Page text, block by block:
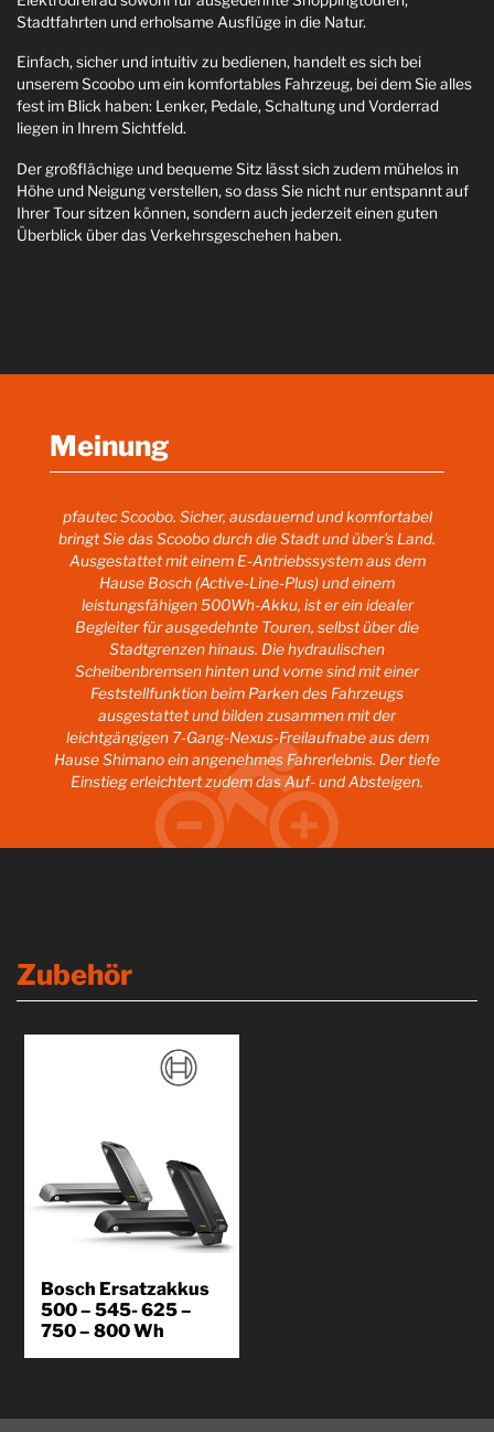
Stadtfahrten und erholsame Ausflüge in die Natur.
Einfach, sicher und intuitiv zu bedienen, handelt es sich bei
unserem Scoobo um ein komfortables Fahrzeug, bei dem Sie alles
fest im Blick haben: Lenker, Pedale, Schaltung und Vorderrad
liegen in Ihrem Sichtfeld.
Der großflächige und bequeme Sitz lässt sich zudem mühelos in
Höhe und Neigung verstellen, so dass Sie nicht nur entspannt auf
Ihrer Tour sitzen können, sondern auch jederzeit einen guten
Überblick über das Verkehrsgeschehen haben.
Meinung
pfautec Scoobo. Sicher, ausdauernd und komfortabel
bringt Sie das Scoobo durch die Stadt und über's Land.
Ausgestattet mit einem E-Antriebssystem aus dem
Hause Bosch (Active-Line-Plus) und einem
leistungsfähigen 500Wh-Akku, ist er ein idealer
Begleiter für ausgedehnte Touren, selbst über die
Stadtgrenzen hinaus. Die hydraulischen
Scheibenbremsen hinten und vorne sind mit einer
Feststellfunktion beim Parken des Fahrzeugs
ausgestattet und bilden zusammen mit der
leichtgängigen 7-Gang-Nexus-Freilaufnabe aus dem
Hause Shimano ein angenehmes Fahrerlebnis. Der tiefe
Einstieg erleichtert zudem das Auf- und Absteigen.
Zubehör
Bosch Ersatzakkus
500 – 545- 625 –
750 – 800 Wh
Sie...